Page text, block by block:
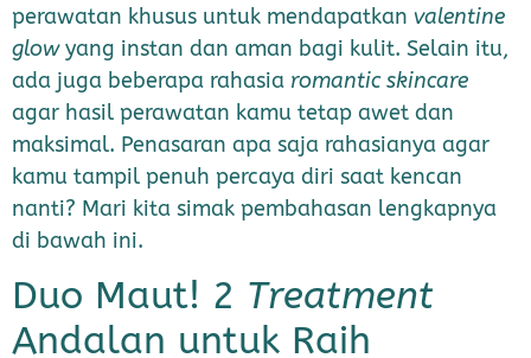
perawatan khusus untuk mendapatkan valentine
glowyang instan dan aman bagi kulit. Selain itu,
ada juga beberapa rahasia romantic skincare
agar hasil perawatan kamu tetap awet dan
maksimal. Penasaran apa saja rahasianya agar
kamu tampil penuh percaya diri saat kencan
nanti? Mari kita simak pembahasan lengkapnya
di bawah ini.
Duo Maut! 2 Treatment
Andalan untuk Raih